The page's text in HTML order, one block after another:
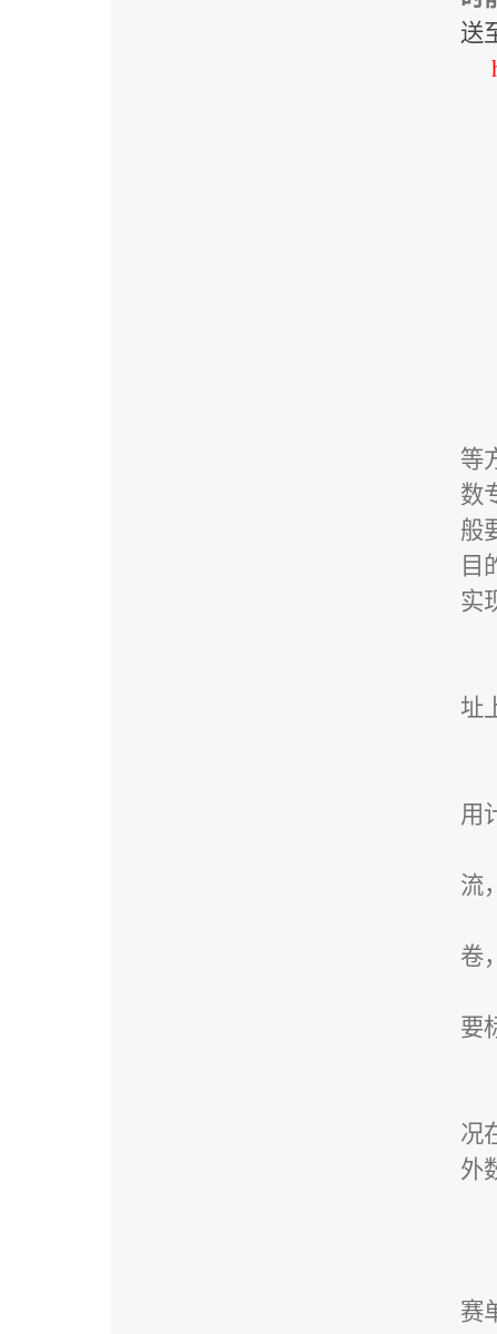
送
等
数
般
目
实
址
用
流
卷
要
况
外
赛